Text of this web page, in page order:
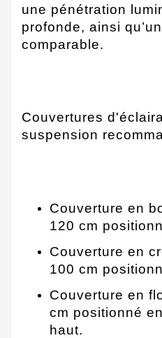
une pénétration
profonde, ainsi
comparable.
Couvertures
suspension
Couverture en
120 cm
Couverture en
100 cm
Couverture en
cm positionné
haut.